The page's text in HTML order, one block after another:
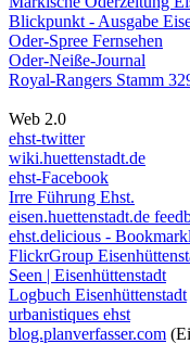
Blickpunkt - Ausgabe
Oder-Spree Fernsehen
Oder-Neiße-Journal
Royal-Rangers Stamm
Web 2.0
ehst-twitter
wiki.huettenstadt.de
ehst-Facebook
Irre Führung Ehst.
eisen.huettenstadt.de
ehst.delicious -
FlickrGroup
Seen | Eisenhüttenstadt
Logbuch Eisenhüttenstadt
urbanistiques ehst
blog.planverfasser.com